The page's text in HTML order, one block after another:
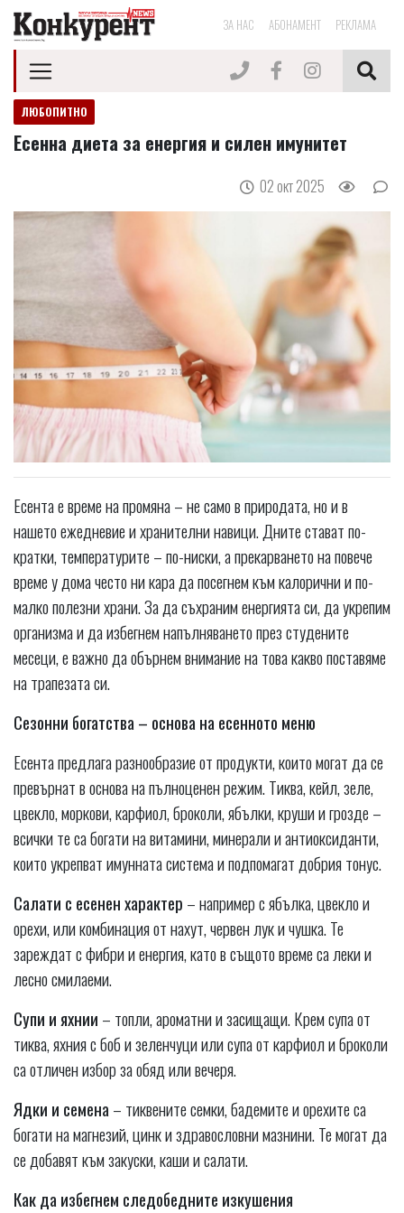
ЗА НАС АБОНАМЕНТ РЕКЛАМА
ЛЮБОПИТНО
Есенна диета за енергия и силен имунитет
02 окт 2025
Есента е време на промяна – не само в природата, но и в
нашето ежедневие и хранителни навици. Дните стават по-
кратки, температурите – по-ниски, а прекарването на повече
време у дома често ни кара да посегнем към калорични и по-
малко полезни храни. За да съхраним енергията си, да укрепим
организма и да избегнем напълняването през студените
месеци, е важно да обърнем внимание на това какво поставяме
на трапезата си.
Сезонни богатства – основа на есенното меню
Есента предлага разнообразие от продукти, които могат да се
превърнат в основа на пълноценен режим. Тиква, кейл, зеле,
цвекло, моркови, карфиол, броколи, ябълки, круши и грозде –
всички те са богати на витамини, минерали и антиоксиданти,
които укрепват имунната система и подпомагат добрия тонус.
Салати с есенен характер – например с ябълка, цвекло и
орехи, или комбинация от нахут, червен лук и чушка. Те
зареждат с фибри и енергия, като в същото време са леки и
лесно смилаеми.
Супи и яхнии – топли, ароматни и засищащи. Крем супа от
тиква, яхния с боб и зеленчуци или супа от карфиол и броколи
са отличен избор за обяд или вечеря.
Ядки и семена – тиквените семки, бадемите и орехите са
богати на магнезий, цинк и здравословни мазнини. Те могат да
се добавят към закуски, каши и салати.
Как да избегнем следобедните изкушения